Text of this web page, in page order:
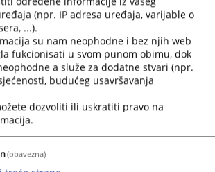
(oporuke)
Kako pohraniti testament?
(suske oporuke) kod suda
(npr. IP adresa uređaja, varijable o
...).
su nam neophodne i bez njih web
fukcionisati u svom punom obimu, dok
a služe za dodatne stvari (npr.
budućeg usavršavanja
dozvoliti ili uskratiti pravo na
(obavezna)